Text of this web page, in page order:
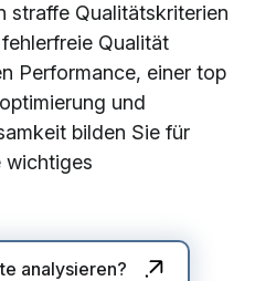
straffe Qualitätskriterien
Qualität
Performance, einer top
und
bilden Sie für
wichtiges
analysieren?